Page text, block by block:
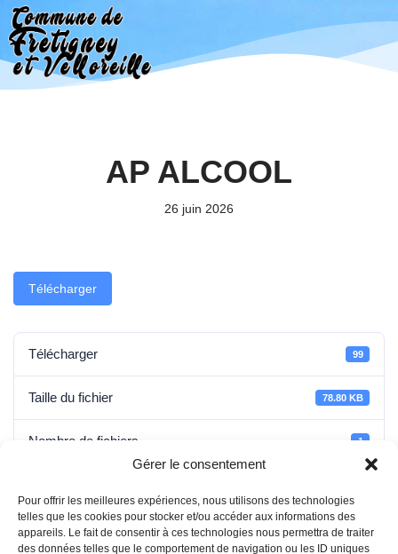
Gérer le consentement
Pour offrir les meilleures expériences, nous utilisons des technologies
telles que les cookies pour stocker et/ou accéder aux informations des
appareils. Le fait de consentir à ces technologies nous permettra de traiter
des données telles que le comportement de navigation ou les ID uniques
Aller
au
contenu
AP ALCOOL
26 juin 2026
Télécharger
Télécharger 99
Taille du fichier 78.80 KB
Nombre de fichiers 1
Dernière mise à jour 26 juin 2026